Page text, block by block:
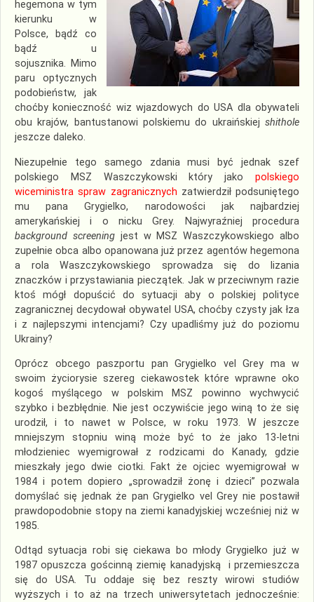
hegemona w tym
kierunku w
Polsce, bądź co
bądź u
sojusznika. Mimo
paru optycznych
podobieństw, jak
choćby konieczność wiz wjazdowych do USA dla obywateli
obu krajów, bantustanowi polskiemu do ukraińskiej shithole
jeszcze daleko.
Niezupełnie tego samego zdania musi być jednak szef
polskiego MSZ Waszczykowski który jako polskiego
wiceministra spraw zagranicznych zatwierdził podsuniętego
mu pana Grygielko, narodowości jak najbardziej
amerykańskiej i o nicku Grey. Najwyraźniej procedura
background screeningjest w MSZ Waszczykowskiego albo
zupełnie obca albo opanowana już przez agentów hegemona
a rola Waszczykowskiego sprowadza się do lizania
znaczków i przystawiania pieczątek. Jak w przeciwnym razie
ktoś mógł dopuścić do sytuacji aby o polskiej polityce
zagranicznej decydował obywatel USA, choćby czysty jak łza
i z najlepszymi intencjami? Czy upadliśmy już do poziomu
Ukrainy?
Oprócz obcego paszportu pan Grygielko vel Grey ma w
swoim życiorysie szereg ciekawostek które wprawne oko
kogoś myślącego w polskim MSZ powinno wychwycić
szybko i bezbłędnie. Nie jest oczywiście jego winą to że się
urodził, i to nawet w Polsce, w roku 1973. W jeszcze
mniejszym stopniu winą może być to że jako 13-letni
młodzieniec wyemigrował z rodzicami do Kanady, gdzie
mieszkały jego dwie ciotki. Fakt że ojciec wyemigrował w
1984 i potem dopiero „sprowadził żonę i dzieci” pozwala
domyślać się jednak że pan Grygielko vel Grey nie postawił
prawdopodobnie stopy na ziemi kanadyjskiej wcześniej niż w
1985.
Odtąd sytuacja robi się ciekawa bo młody Grygielko już w
1987 opuszcza gościnną ziemię kanadyjską i przemieszcza
się do USA. Tu oddaje się bez reszty wirowi studiów
wyższych i to aż na trzech uniwersytetach jednocześnie: